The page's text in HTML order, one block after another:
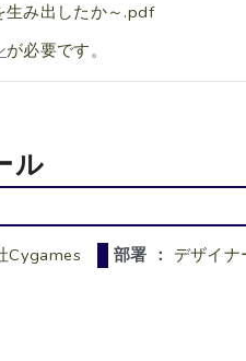
生み出したか～.pdf
が必要です。
ル
Cygames 部署 ： デザイナ